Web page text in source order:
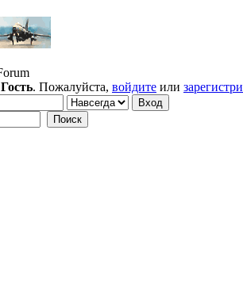
Гость. Пожалуйста, войдите или